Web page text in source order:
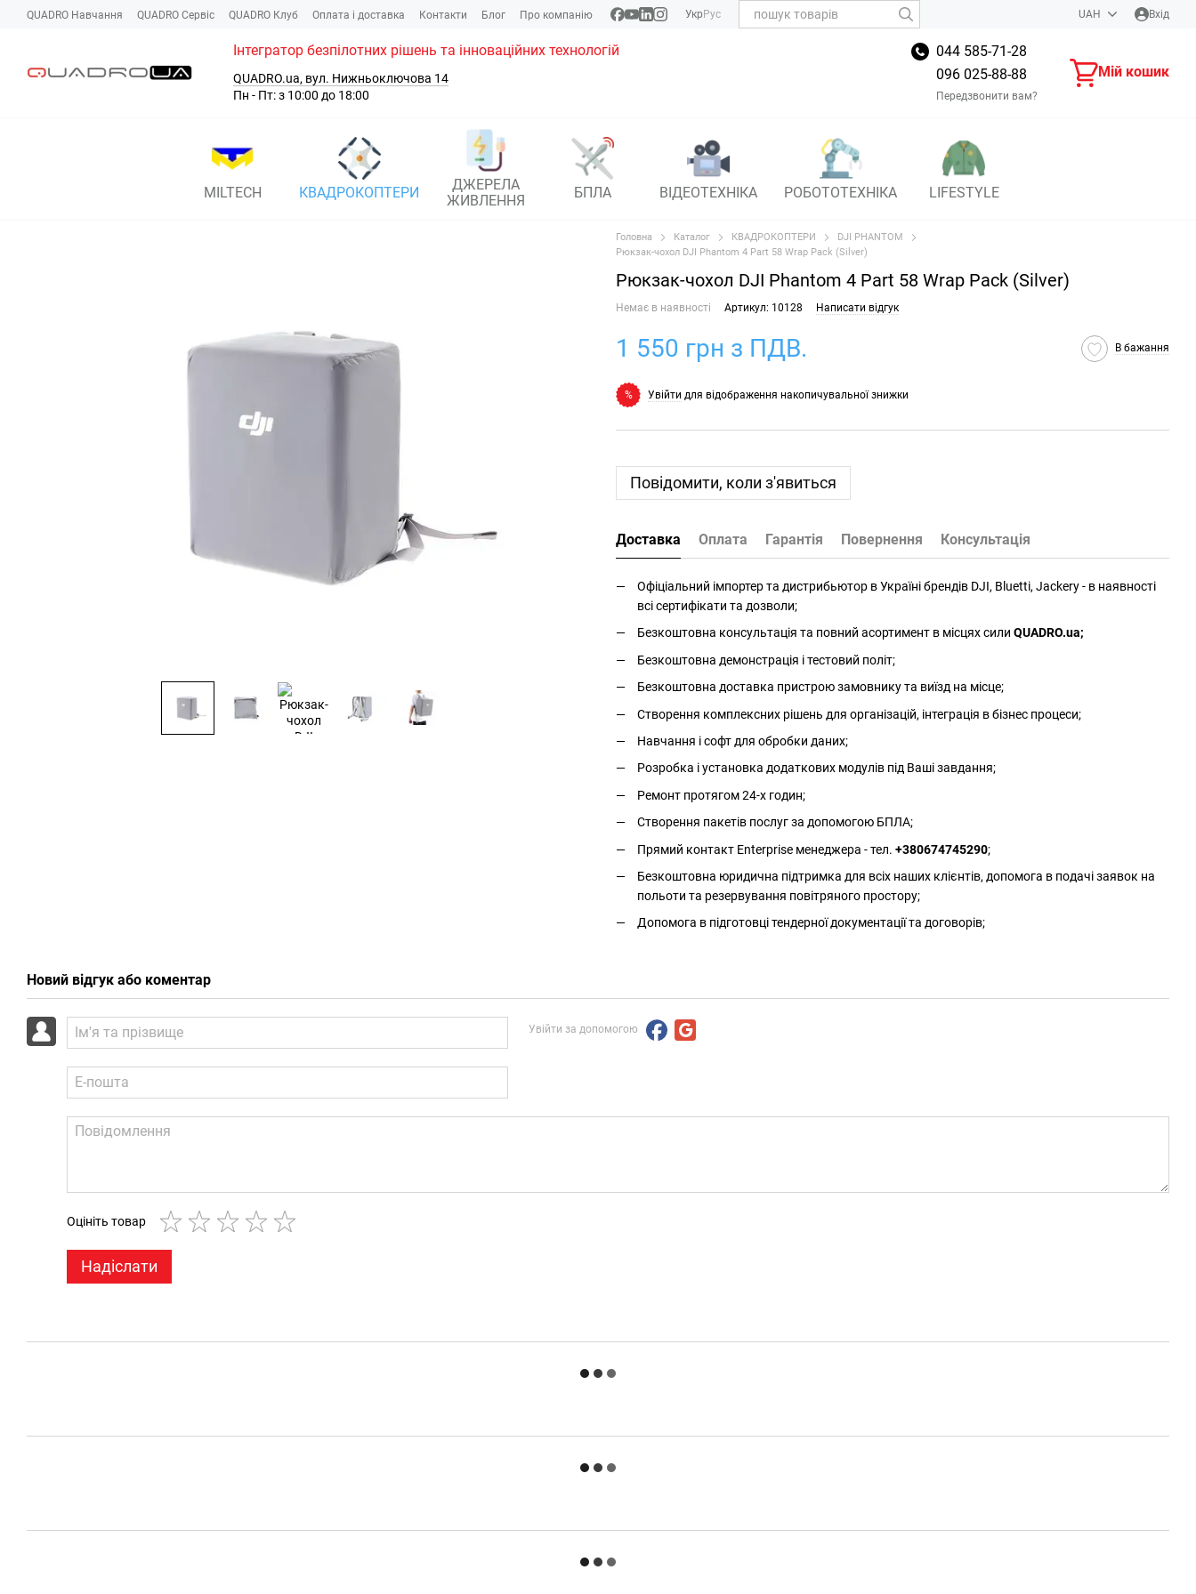
Перейти до основного контенту
QUADRO Навчання QUADRO Сервіc QUADRO Клуб Оплата і доставка Контакти Блог Про компанію Укр Рус UAH Вхід
Інтегратор безпілотних рішень та інноваційних технологій
QUADRO.ua, вул. Нижньоключова 14
Пн - Пт: з 10:00 до 18:00
044 585-71-28
096 025-88-88
Передзвонити вам?
Мій кошик
MILTECH КВАДРОКОПТЕРИ
ДЖЕРЕЛА
ЖИВЛЕННЯ
БПЛА ВІДЕОТЕХНІКА РОБОТОТЕХНІКА LIFESTYLE
Головна Каталог КВАДРОКОПТЕРИ
DJI PHANTOM
Рюкзак-чохол DJI Phantom 4 Part 58 Wrap Pack (Silver)
Рюкзак-чохол DJI Phantom 4 Part 58 Wrap Pack (Silver)
Немає в наявності Артикул: 10128 Написати відгук
1 550 грн з ПДВ. В бажання
% Увійти для відображення накопичувальної знижки
Повідомити, коли з'явиться
Доставка Оплата Гарантія Повернення Консультація
Офіціальний імпортер та дистрибьютор в Україні брендів DJI, Bluetti, Jackery - в наявності
всі сертифікати та дозволи;
Безкоштовна консультація та повний асортимент в місцях сили QUADRO.ua;
Безкоштовна демонстрація і тестовий політ;
Безкоштовна доставка пристрою замовнику та виїзд на місце;
Створення комплексних рішень для організацій, інтеграція в бізнес процеси;
Навчання і софт для обробки даних;
Розробка і установка додаткових модулів під Ваші завдання;
Ремонт протягом 24-х годин;
Створення пакетів послуг за допомогою БПЛА;
Прямий контакт Enterprise менеджера - тел. +380674745290;
Безкоштовна юридична підтримка для всіх наших клієнтів, допомога в подачі заявок на
польоти та резервування повітряного простору;
Допомога в підготовці тендерної документації та договорів;
Новий відгук або коментар
Увійти за допомогою
Оцініть товар
Надіслати